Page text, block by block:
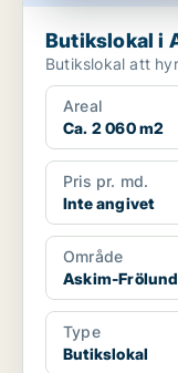
Butikslokal i
Butikslokal att
Areal
Ca. 2 060 m2
Pris pr. md.
Inte angivet
Område
Askim-
Type
Butikslokal